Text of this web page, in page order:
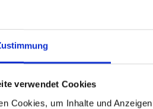
verwendet Cookies
Cookies, um Inhalte und